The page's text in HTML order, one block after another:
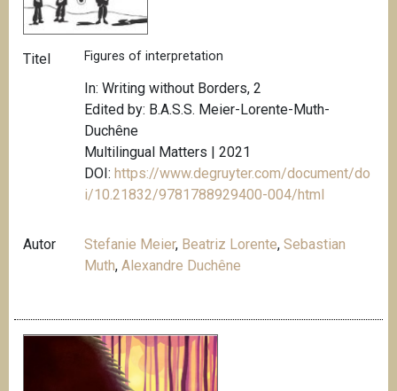
Titel Figures of interpretation
In: Writing without Borders, 2
Edited by: B.A.S.S. Meier-Lorente-Muth-
Duchêne
Multilingual Matters | 2021
DOI:https://www.degruyter.com/document/do
i/10.21832/9781788929400-004/html
Autor Stefanie Meier, Beatriz Lorente,Sebastian
Muth,Alexandre Duchêne